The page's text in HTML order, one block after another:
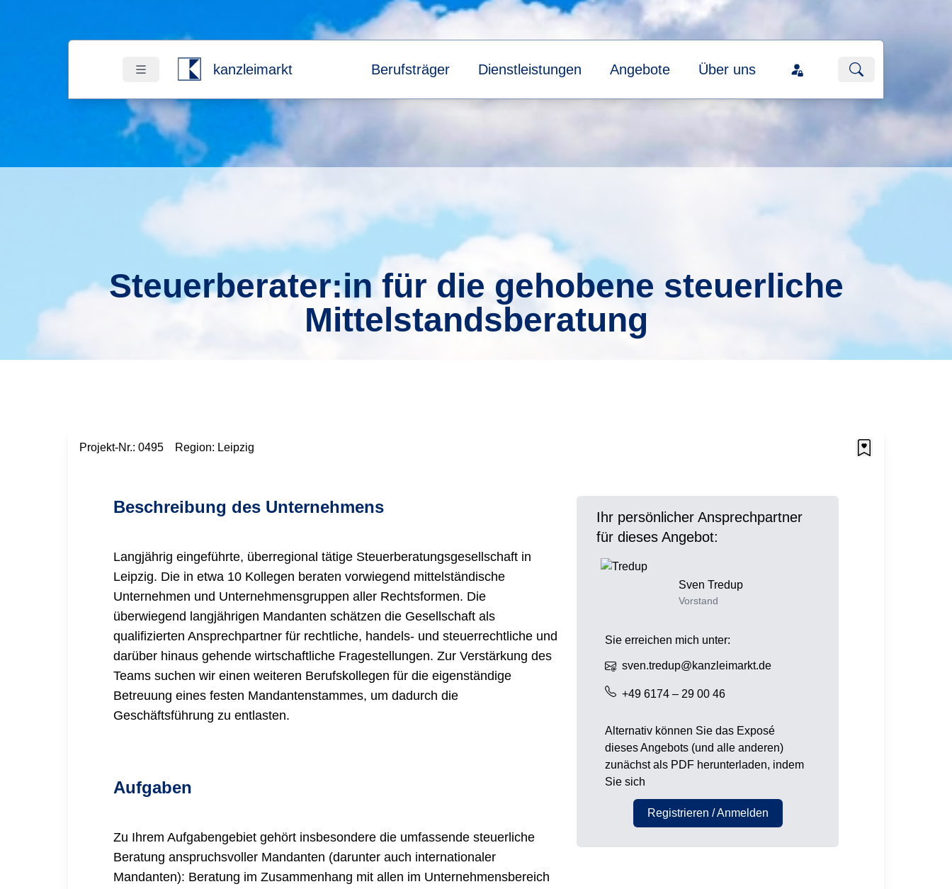
kanzleimarkt Berufsträger Dienstleistungen Angebote Über uns
Steuerberater:in für die gehobene steuerliche
Mittelstandsberatung
Projekt-Nr.: 0495 Region: Leipzig
Beschreibung des Unternehmens
Langjährig eingeführte, überregional tätige Steuerberatungsgesellschaft in
Leipzig. Die in etwa 10 Kollegen beraten vorwiegend mittelständische
Unternehmen und Unternehmensgruppen aller Rechtsformen. Die
überwiegend langjährigen Mandanten schätzen die Gesellschaft als
qualifizierten Ansprechpartner für rechtliche, handels- und steuerrechtliche und
darüber hinaus gehende wirtschaftliche Fragestellungen. Zur Verstärkung des
Teams suchen wir einen weiteren Berufskollegen für die eigenständige
Betreuung eines festen Mandantenstammes, um dadurch die
Geschäftsführung zu entlasten.
Aufgaben
Zu Ihrem Aufgabengebiet gehört insbesondere die umfassende steuerliche
Beratung anspruchsvoller Mandanten (darunter auch internationaler
Mandanten): Beratung im Zusammenhang mit allen im Unternehmensbereich
Ihr persönlicher Ansprechpartner
für dieses Angebot:
Sven Tredup
Vorstand
Sie erreichen mich unter:
sven.tredup@kanzleimarkt.de
+49 6174 – 29 00 46
Alternativ können Sie das Exposé
dieses Angebots (und alle anderen)
zunächst als PDF herunterladen, indem
Sie sich
Registrieren / Anmelden